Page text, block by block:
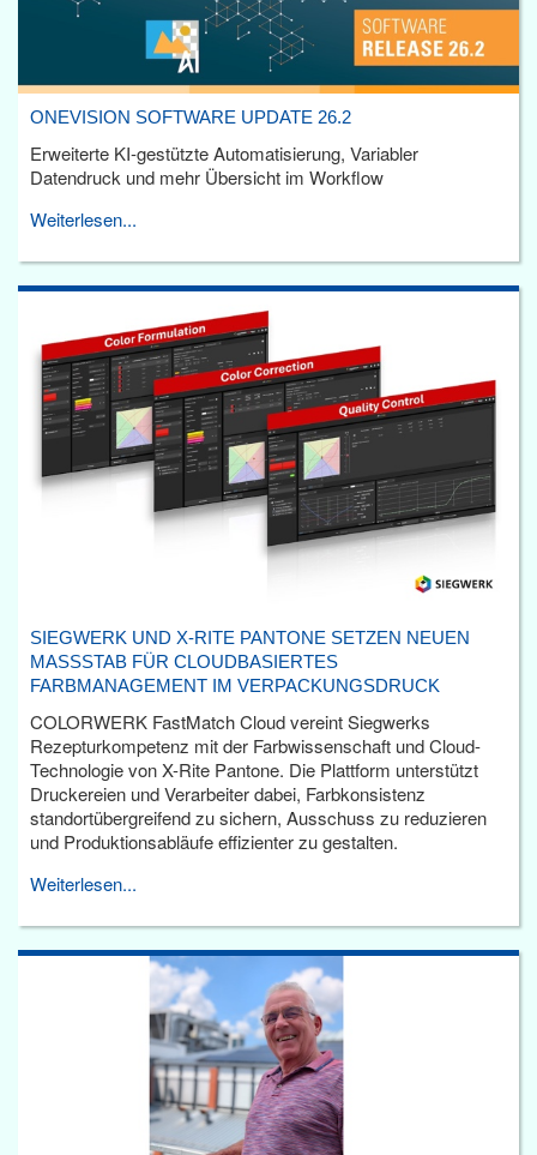
ONEVISION SOFTWARE UPDATE 26.2
Erweiterte KI-gestützte Automatisierung, Variabler
Datendruck und mehr Übersicht im Workflow
Weiterlesen...
SIEGWERK UND X-RITE PANTONE SETZEN NEUEN
MASSSTAB FÜR CLOUDBASIERTES F
ARBMANAGEMENT IM VERPACKUNGSDRUCK
COLORWERK FastMatch Cloud vereint Siegwerks
Rezepturkompetenz mit der Farbwissenschaft und Cloud-
Technologie von X-Rite Pantone. Die Plattform unterstützt
Druckereien und Verarbeiter dabei, Farbkonsistenz
standortübergreifend zu sichern, Ausschuss zu reduzieren
und Produktionsabläufe effizienter zu gestalten.
Weiterlesen...